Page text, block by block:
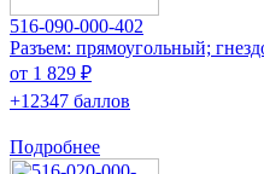
516-090-000-402
Разъем: прямоугольный;
от 1 829 ₽
+12347 баллов
Подробнее